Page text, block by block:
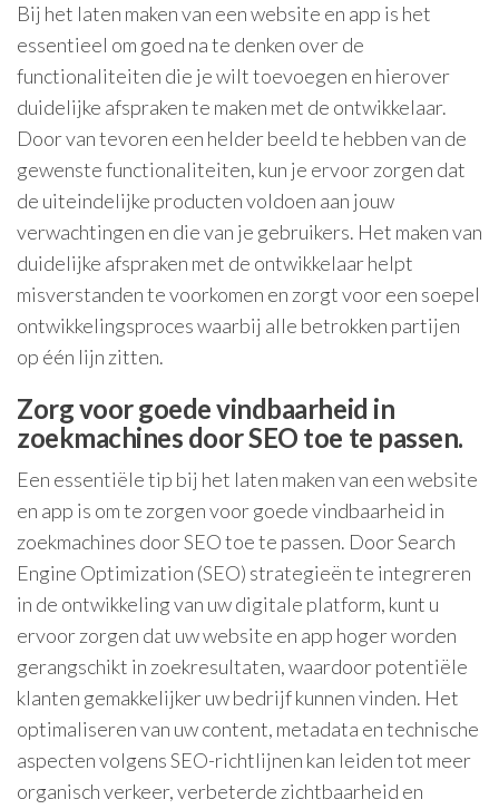
Bij het laten maken van een website en app is het
essentieel om goed na te denken over de
functionaliteiten die je wilt toevoegen en hierover
duidelijke afspraken te maken met de ontwikkelaar.
Door van tevoren een helder beeld te hebben van de
gewenste functionaliteiten, kun je ervoor zorgen dat
de uiteindelijke producten voldoen aan jouw
verwachtingen en die van je gebruikers. Het maken van
duidelijke afspraken met de ontwikkelaar helpt
misverstanden te voorkomen en zorgt voor een soepel
ontwikkelingsproces waarbij alle betrokken partijen
op één lijn zitten.
Zorg voor goede vindbaarheid in
zoekmachines door SEO toe te passen.
Een essentiële tip bij het laten maken van een website
en app is om te zorgen voor goede vindbaarheid in
zoekmachines door SEO toe te passen. Door Search
Engine Optimization (SEO) strategieën te integreren
in de ontwikkeling van uw digitale platform, kunt u
ervoor zorgen dat uw website en app hoger worden
gerangschikt in zoekresultaten, waardoor potentiële
klanten gemakkelijker uw bedrijf kunnen vinden. Het
optimaliseren van uw content, metadata en technische
aspecten volgens SEO-richtlijnen kan leiden tot meer
organisch verkeer, verbeterde zichtbaarheid en